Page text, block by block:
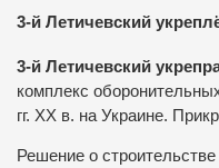
3-й Летичевский
3-й Летичевский
комплекс
гг. XX в. на Украине.
Решение о